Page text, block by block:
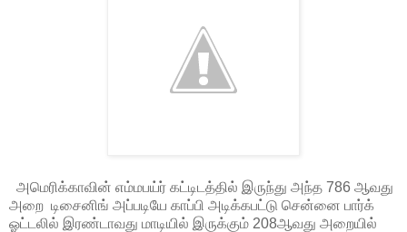
அமெரிக்காவின் எம்மபய்ர் கட்டிடத்தில் இருந்து அந்த 786 ஆவது
அறை டிசைனிங் அப்படியே காப்பி அடிக்கபட்டு சென்னை பார்க்
ஓட்டலில் இரண்டாவது மாடியில் இருக்கும் 208ஆவது அறையில்